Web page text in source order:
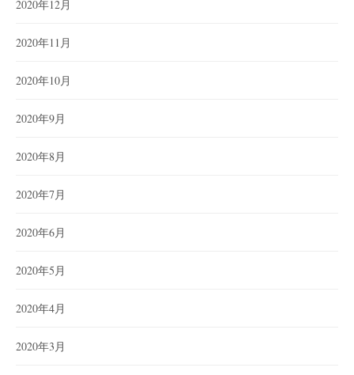
2020年12月
2020年11月
2020年10月
2020年9月
2020年8月
2020年7月
2020年6月
2020年5月
2020年4月
2020年3月